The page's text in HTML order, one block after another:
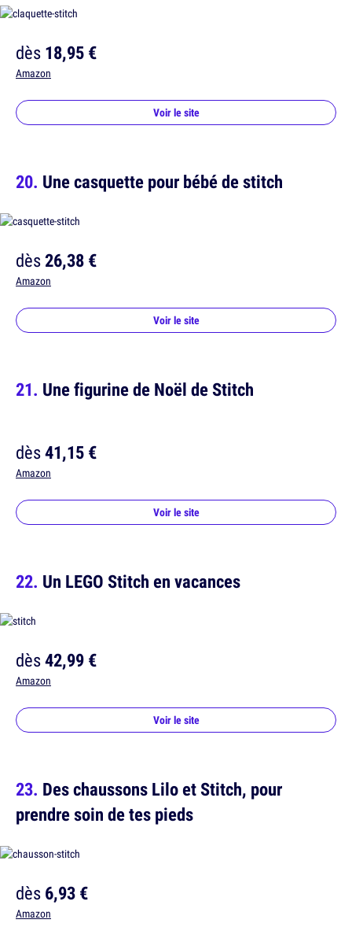
dès18,95 €
Amazon
Voir le site
Une casquette pour bébé de stitch
dès26,38 €
Amazon
Voir le site
Une figurine de Noël de Stitch
dès41,15 €
Amazon
Voir le site
Un LEGO Stitch en vacances
dès42,99 €
Amazon
Voir le site
Des chaussons Lilo et Stitch, pour
prendre soin de tes pieds
dès6,93 €
Amazon